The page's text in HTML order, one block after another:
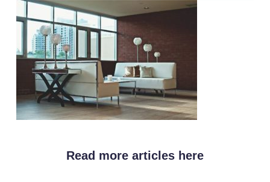
Read more articles here